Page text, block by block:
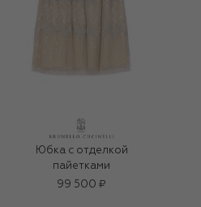
Юбка с отделкой
пайетками
99 500 ₽